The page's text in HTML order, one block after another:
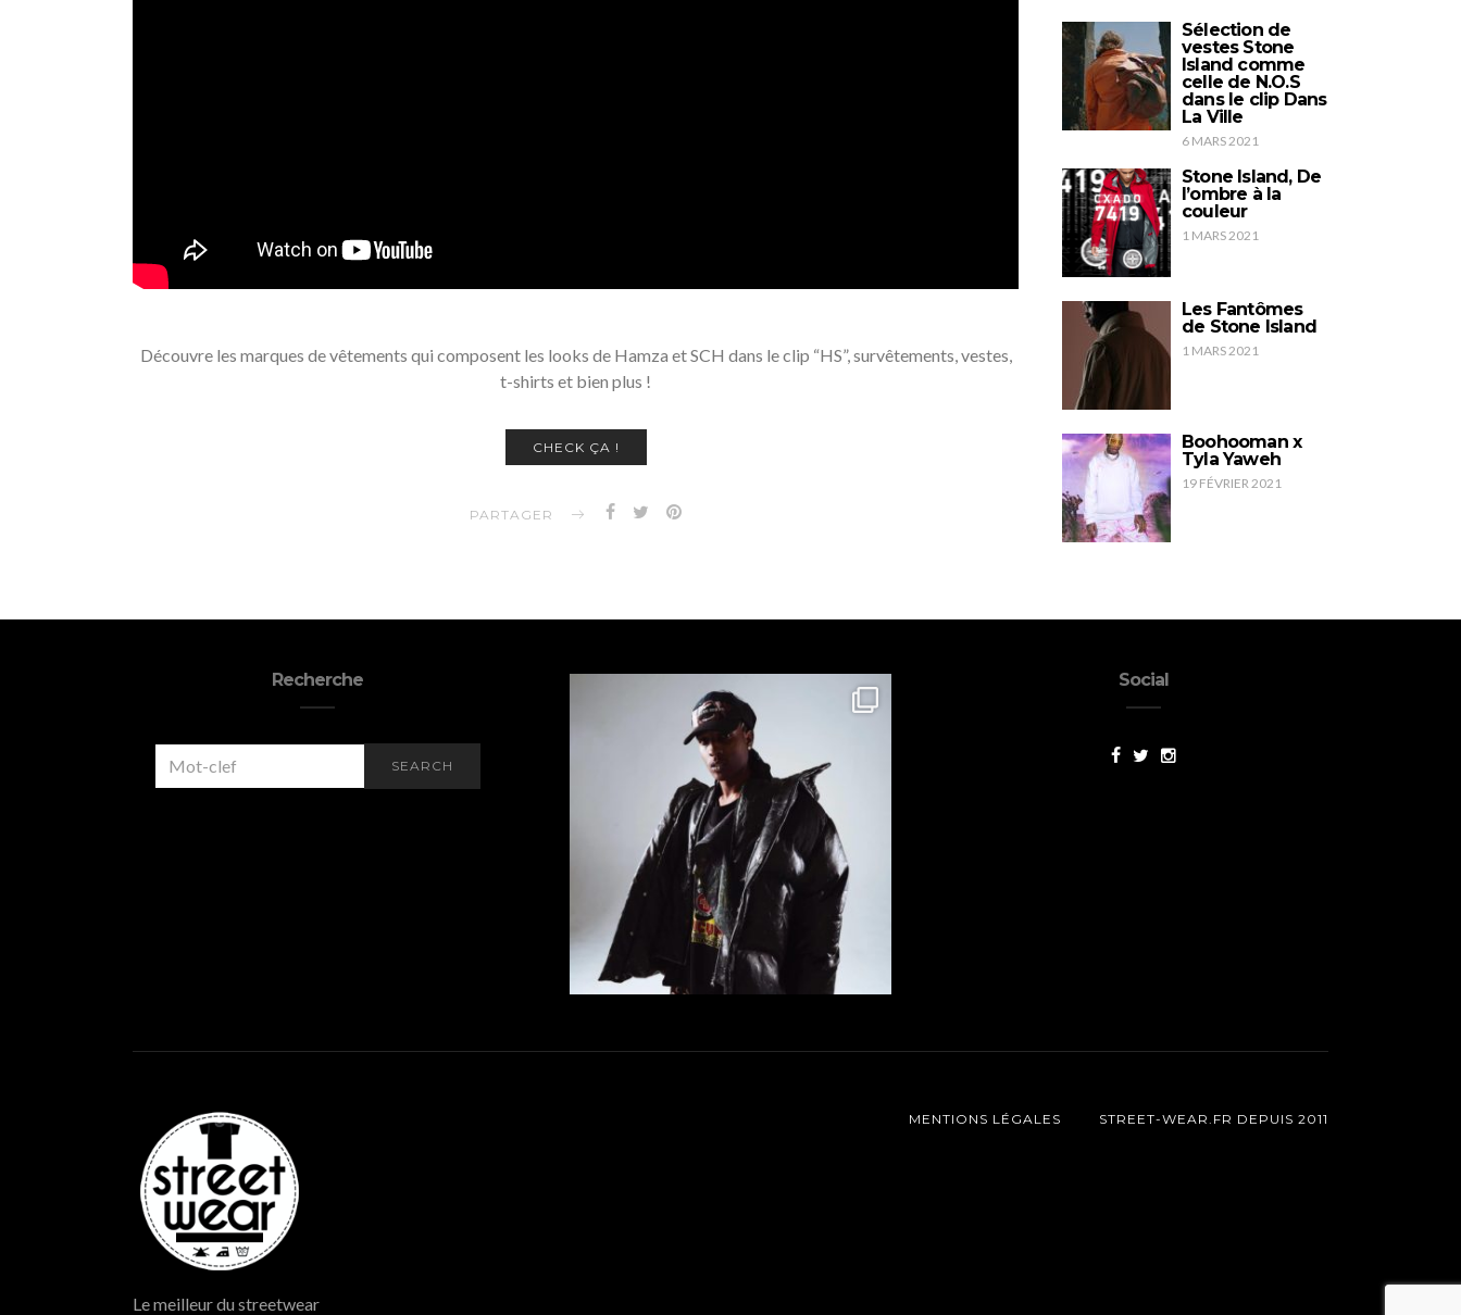
Découvre les marques de vêtements qui composent les looks de Hamza et SCH dans le clip “HS”, survêtements, vestes,
t-shirts et bien plus !
CHECK ÇA !
PARTAGER
Sélection de
vestes Stone
Island comme
celle de N.O.S
dans le clip Dans
La Ville
6 MARS 2021
Stone Island, De
l’ombre à la
couleur
1 MARS 2021
Les Fantômes
de Stone Island
1 MARS 2021
Boohooman x
Tyla Yaweh
19 FÉVRIER 2021
Recherche
FOR:
SEARCH
Social
MENTIONS LÉGALES STREET-WEAR.FR DEPUIS 2011
Le meilleur du streetwear